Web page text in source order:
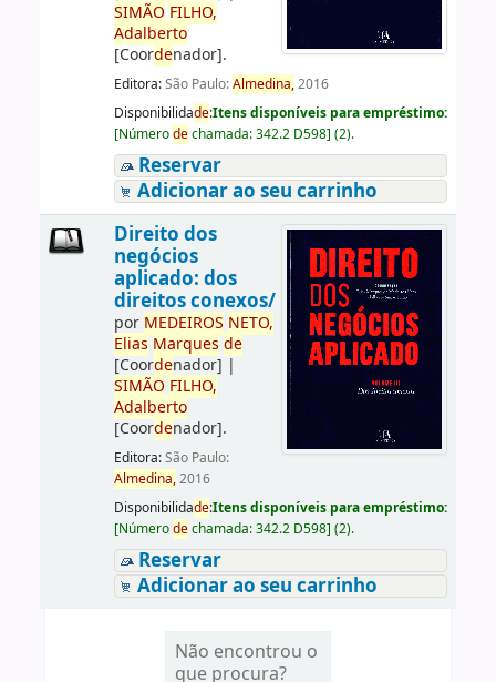
SIMÃO FILHO,
Adalberto
[Coordenador].
Editora:São Paulo:Almedina,2016
Disponibilidade:Itens disponíveis para empréstimo:
[Númerodechamada:342.2 D598] (2).
Reservar
Adicionar ao seu carrinho
Direito dos
negócios
aplicado: dos
direitos conexos/
por MEDEIROS NETO,
Elias Marques de
[Coordenador] |
SIMÃO FILHO,
Adalberto
[Coordenador].
Editora:São Paulo:
Almedina,2016
Disponibilidade:Itens disponíveis para empréstimo:
[Númerodechamada:342.2 D598] (2).
Reservar
Adicionar ao seu carrinho
Não encontrou o
que procura?